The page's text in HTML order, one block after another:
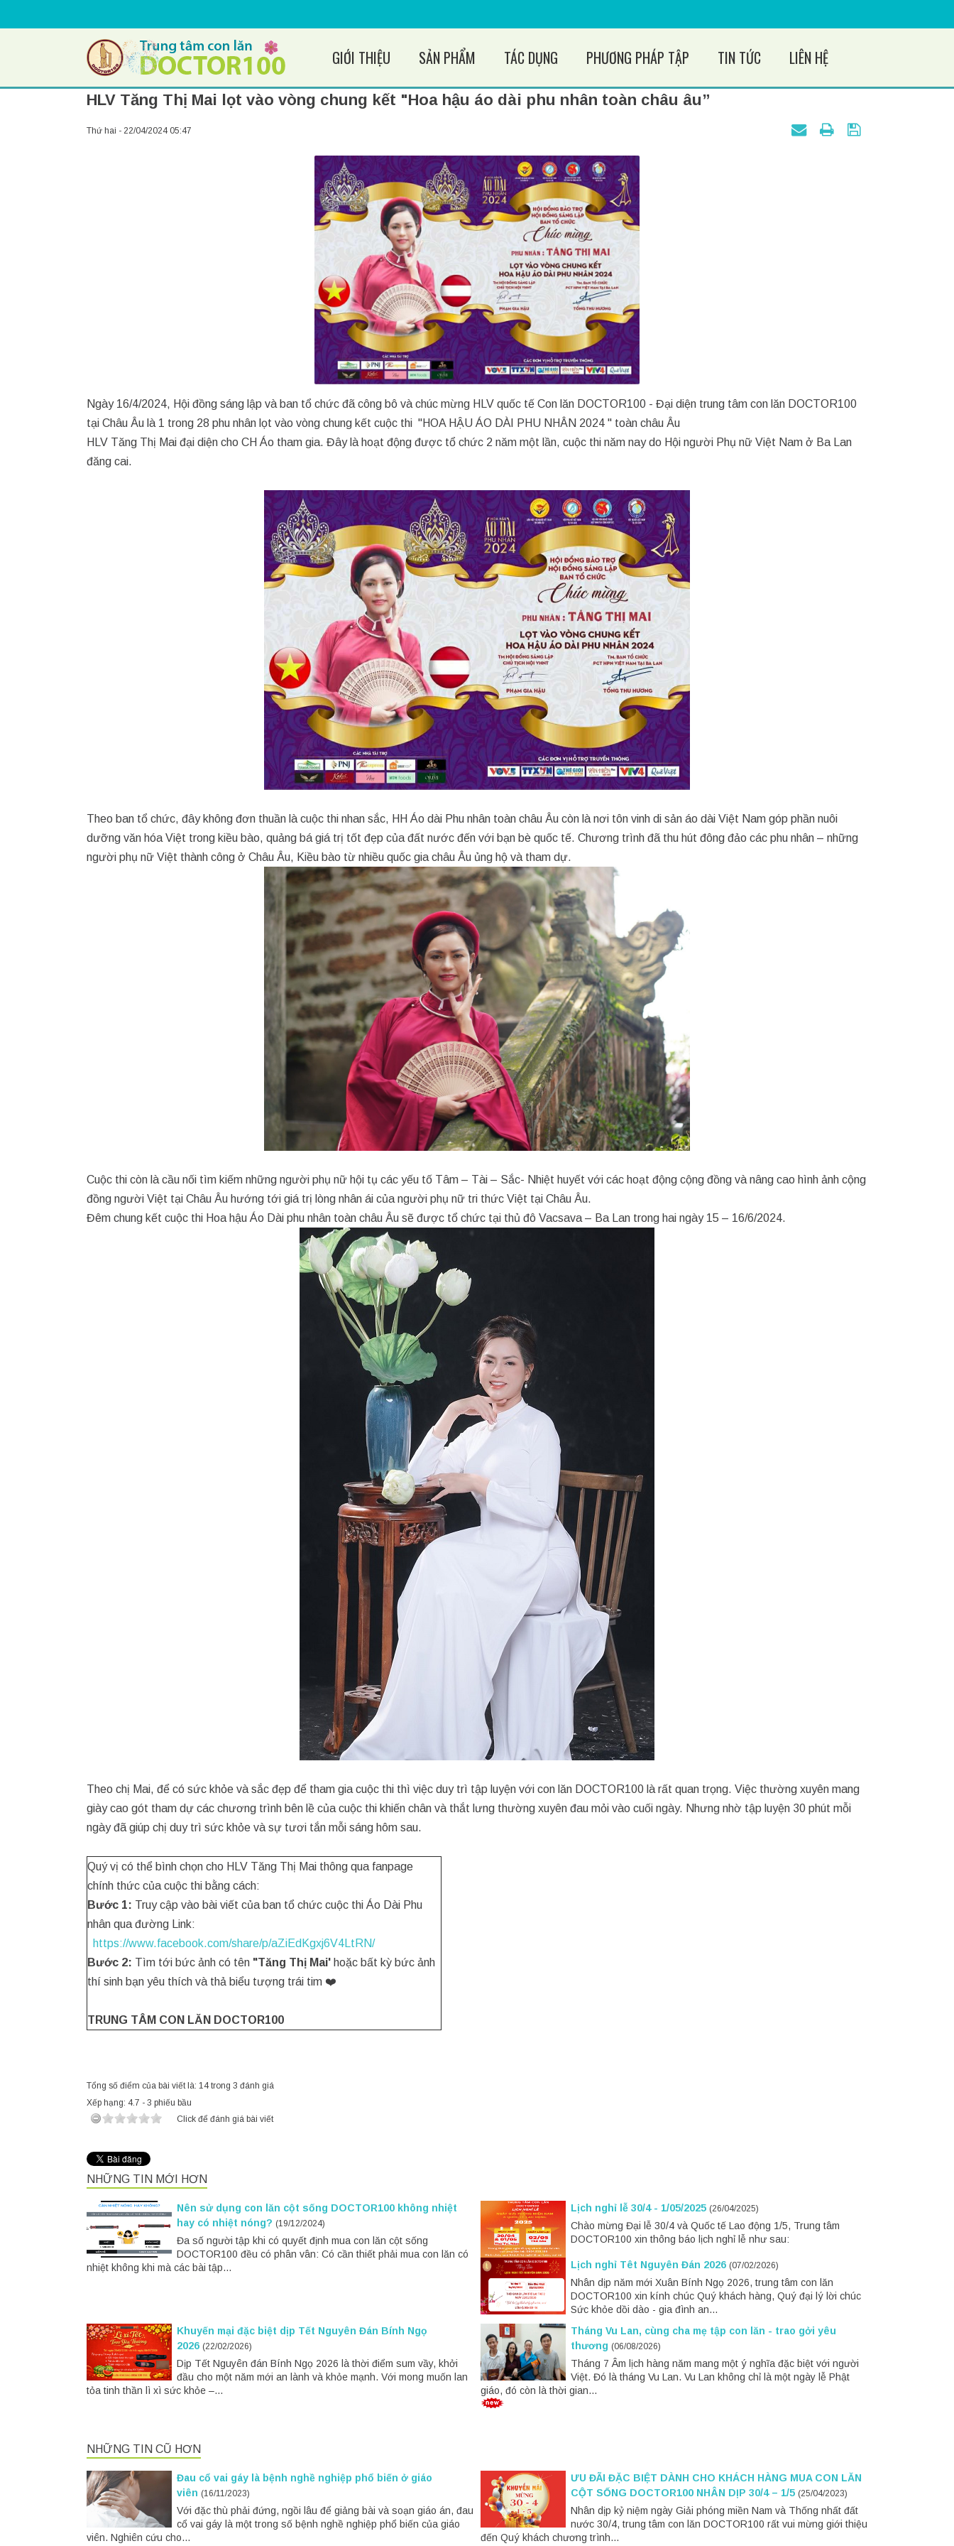
GIỚI THIỆU SẢN PHẨM TÁC DỤNG PHƯƠNG PHÁP TẬP TIN TỨC LIÊN HỆ
HLV Tăng Thị Mai lọt vào vòng chung kết "Hoa hậu áo dài phu nhân toàn châu âu”
Thứ hai - 22/04/2024 05:47
Ngày 16/4/2024, Hội đồng sáng lập và ban tổ chức đã công bô và chúc mừng HLV quốc tế Con lăn DOCTOR100 - Đại diện trung tâm con lăn DOCTOR100
tại Châu Âu là 1 trong 28 phu nhân lọt vào vòng chung kết cuộc thi "HOA HẬU ÁO DÀI PHU NHÂN 2024 " toàn châu Âu
HLV Tăng Thị Mai đại diện cho CH Áo tham gia. Đây là hoạt động được tổ chức 2 năm một lần, cuộc thi năm nay do Hội người Phụ nữ Việt Nam ở Ba Lan
đăng cai.
Theo ban tổ chức, đây không đơn thuần là cuộc thi nhan sắc, HH Áo dài Phu nhân toàn châu Âu còn là nơi tôn vinh di sản áo dài Việt Nam góp phần nuôi
dưỡng văn hóa Việt trong kiều bào, quảng bá giá trị tốt đẹp của đất nước đến với bạn bè quốc tế. Chương trình đã thu hút đông đảo các phu nhân – những
người phụ nữ Việt thành công ở Châu Âu, Kiều bào từ nhiều quốc gia châu Âu ủng hộ và tham dự.
Cuộc thi còn là cầu nối tìm kiếm những người phụ nữ hội tụ các yếu tố Tâm – Tài – Sắc- Nhiệt huyết với các hoạt động cộng đồng và nâng cao hình ảnh cộng
đồng người Việt tại Châu Âu hướng tới giá trị lòng nhân ái của người phụ nữ tri thức Việt tại Châu Âu.
Đêm chung kết cuộc thi Hoa hậu Áo Dài phu nhân toàn châu Âu sẽ được tổ chức tại thủ đô Vacsava – Ba Lan trong hai ngày 15 – 16/6/2024.
Theo chị Mai, để có sức khỏe và sắc đẹp để tham gia cuộc thi thì việc duy trì tập luyện với con lăn DOCTOR100 là rất quan trọng. Việc thường xuyên mang
giày cao gót tham dự các chương trình bên lề của cuộc thi khiến chân và thắt lưng thường xuyên đau mỏi vào cuối ngày. Nhưng nhờ tập luyện 30 phút mỗi
ngày đã giúp chị duy trì sức khỏe và sự tươi tắn mỗi sáng hôm sau.
Quý vị có thể bình chọn cho HLV Tăng Thị Mai thông qua fanpage
chính thức của cuộc thi bằng cách:
Bước 1: Truy cập vào bài viết của ban tổ chức cuộc thi Áo Dài Phu
nhân qua đường Link:
https://www.facebook.com/share/p/aZiEdKgxj6V4LtRN/
Bước 2: Tìm tới bức ảnh có tên "Tăng Thị Mai' hoặc bất kỳ bức ảnh
thí sinh bạn yêu thích và thả biểu tượng trái tim ❤️
TRUNG TÂM CON LĂN DOCTOR100
Tổng số điểm của bài viết là: 14 trong 3 đánh giá
Xếp hạng: 4.7 - 3 phiếu bầu
Click để đánh giá bài viết
NHỮNG TIN MỚI HƠN
Nên sử dụng con lăn cột sống DOCTOR100 không nhiệt
hay có nhiệt nóng? (19/12/2024)
Đa số người tập khi có quyết định mua con lăn cột sống
DOCTOR100 đều có phân vân: Có cần thiết phải mua con lăn có
nhiệt không khi mà các bài tập...
Lịch nghỉ lễ 30/4 - 1/05/2025 (26/04/2025)
Chào mừng Đại lễ 30/4 và Quốc tế Lao động 1/5, Trung tâm
DOCTOR100 xin thông báo lịch nghỉ lễ như sau:
Lịch nghỉ Têt Nguyên Đán 2026 (07/02/2026)
Nhân dịp năm mới Xuân Bính Ngọ 2026, trung tâm con lăn
DOCTOR100 xin kính chúc Quý khách hàng, Quý đại lý lời chúc
Sức khỏe dồi dào - gia đình an...
Khuyến mại đặc biệt dịp Tết Nguyên Đán Bính Ngọ
2026 (22/02/2026)
Dịp Tết Nguyên đán Bính Ngọ 2026 là thời điểm sum vầy, khởi
đầu cho một năm mới an lành và khỏe mạnh. Với mong muốn lan
tỏa tinh thần lì xì sức khỏe –...
Tháng Vu Lan, cùng cha mẹ tập con lăn - trao gởi yêu
thương (06/08/2026)
Tháng 7 Âm lịch hàng năm mang một ý nghĩa đặc biệt với người
Việt. Đó là tháng Vu Lan. Vu Lan không chỉ là một ngày lễ Phật
giáo, đó còn là thời gian...
NHỮNG TIN CŨ HƠN
Đau cổ vai gáy là bệnh nghề nghiệp phổ biến ở giáo
viên (16/11/2023)
Với đặc thù phải đứng, ngồi lâu để giảng bài và soạn giáo án, đau
cổ vai gáy là một trong số bệnh nghề nghiệp phổ biến của giáo
viên. Nghiên cứu cho...
ƯU ĐÃI ĐẶC BIỆT DÀNH CHO KHÁCH HÀNG MUA CON LĂN
CỘT SỐNG DOCTOR100 NHÂN DỊP 30/4 – 1/5 (25/04/2023)
Nhân dịp kỷ niệm ngày Giải phóng miền Nam và Thống nhất đất
nước 30/4, trung tâm con lăn DOCTOR100 rất vui mừng giới thiệu
đến Quý khách chương trình...